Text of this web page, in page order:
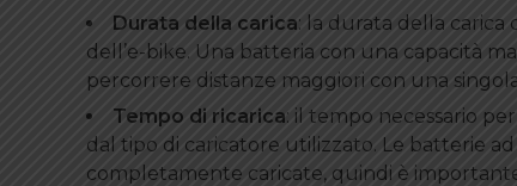
Durata della carica: la durata della
dell’e-bike. Una batteria con una capacità
percorrere distanze maggiori con una
Tempo di ricarica: il tempo necessario
dal tipo di caricatore utilizzato. Le batterie
completamente caricate, quindi è